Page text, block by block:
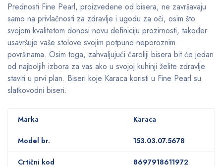
Prednosti Fine Pearl, proizvedene od bisera, ne završavaju
samo na privlačnosti za zdravlje i ugodu za oči, osim što
svojom kvalitetom donosi novu definiciju prozirnosti, također
usavršuje vaše stolove svojim potpuno neporoznim
površinama. Osim toga, zahvaljujući čaroliji bisera bit će jedan
od najboljih izbora za vas ako u svojoj kuhinji želite zdravlje
staviti u prvi plan. Biseri koje Karaca koristi u Fine Pearl su
slatkovodni biseri.
Marka Karaca
Model br. 153.03.07.5678
Crtični kod 8697918611972